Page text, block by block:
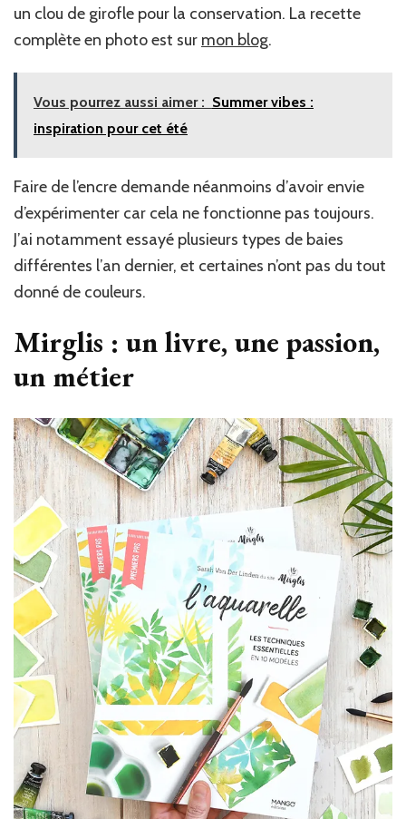
un clou de girofle pour la conservation. La recette
complète en photo est sur mon blog.
Vous pourrez aussi aimer : Summer vibes :
inspiration pour cet été
Faire de l’encre demande néanmoins d’avoir envie
d’expérimenter car cela ne fonctionne pas toujours.
J’ai notamment essayé plusieurs types de baies
différentes l’an dernier, et certaines n’ont pas du tout
donné de couleurs.
Mirglis : un livre, une passion,
un métier